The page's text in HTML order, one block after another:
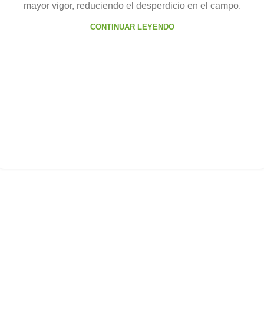
mayor vigor, reduciendo el desperdicio en el campo.
CONTINUAR LEYENDO